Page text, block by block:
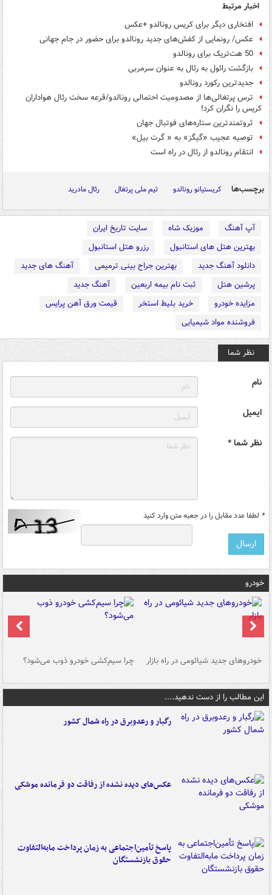
اخبار مرتبط
افتخاری دیگر برای کریس رونالدو +عکس
عکس/ رونمایی از کفش‌های جدید رونالدو برای حضور در جام جهانی
50 هت‌تریک برای رونالدو
بازگشت رائول به رئال به عنوان سرمربی
جدیدترین رکورد رونالدو
ترس پرتغالی‌ها از مصدومیت احتمالی رونالدو/قرعه سخت رئال هواداران
کریس را نگران کرد!
ثروتمندترین ستاره‌های فوتبال جهان
توصیه عجیب «گیگز» به « گرت بیل»
انتقام رونالدو از رئال در راه است
برچسب‌ها کریستیانو رونالدو تیم ملی پرتغال رئال مادرید
آپ آهنگ موزیک شاه
سایت تاریخ ایران
بهترین هتل های استانبول
رزرو هتل استانبول
دانلود آهنگ جدید
بهترین جراح بینی ترمیمی
آهنگ های جدید
پرشین هتل
ثبت نام بیمه اربعین
آهنگ جدید
مزایده خودرو
خرید بلیط استخر
قیمت ورق آهن پرایس
فروشنده مواد شیمیایی
نظر شما
نام
ایمیل
نظر شما *
* لطفا عدد مقابل را در جعبه متن وارد کنید
خودرو
خودروهای جدید شیائومی در راه بازار چرا سیم‌کشی خودرو ذوب می‌شود؟
این مطالب را از دست ندهید....
رگبار و رعدوبرق در راه شمال کشور
عکس‌های دیده نشده از رفاقت دو فرمانده‌ موشکی
پاسخ تأمین‌اجتماعی به زمان پرداخت مابه‌التفاوت
حقوق بازنشستگان